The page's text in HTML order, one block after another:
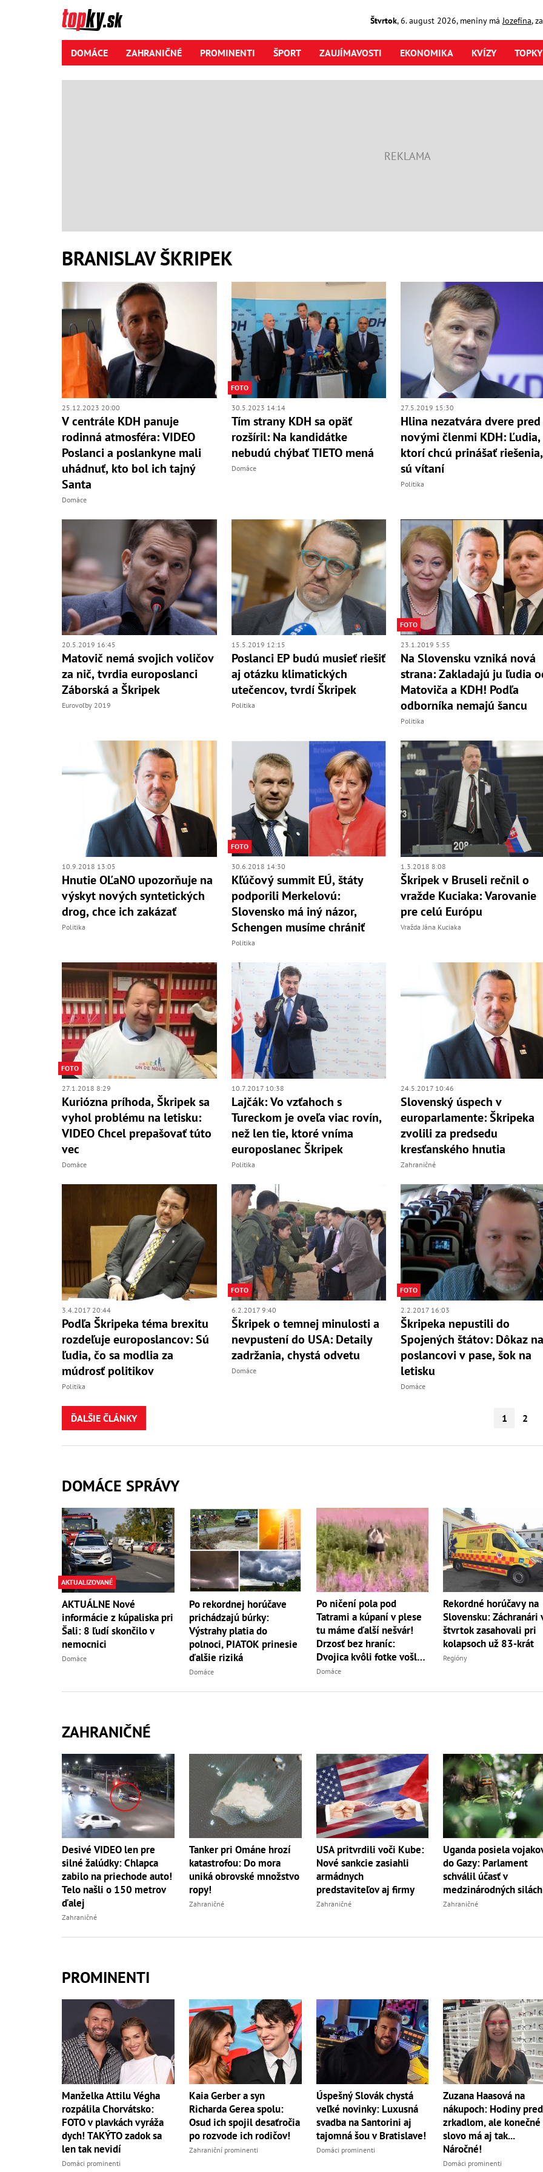
Štvrtok,6. august2026, meniny má Jozefína,
DOMÁCE ZAHRANIČNÉ PROMINENTI ŠPORT ZAUJÍMAVOSTI EKONOMIKA KVÍZY
BRANISLAV ŠKRIPEK
25.12.2023 20:00
V centrále KDH panuje
rodinná atmosféra: VIDEO
Poslanci a poslankyne mali
uhádnuť, kto bol ich tajný
Santa
Domáce
FOTO
30.5.2023 14:14
Tím strany KDH sa opäť
rozšíril: Na kandidátke
nebudú chýbať TIETO mená
Domáce
27.5.2019 15:30
Hlina nezatvára dvere pred
novými členmi KDH: Ľudia,
ktorí chcú prinášať riešenia,
sú vítaní
Politika
20.5.2019 16:45
Matovič nemá svojich voličov
za nič, tvrdia europoslanci
Záborská a Škripek
Eurovoľby 2019
15.5.2019 12:15
Poslanci EP budú musieť riešiť
aj otázku klimatických
utečencov, tvrdí Škripek
Politika
FOTO
23.1.2019 5:55
Na Slovensku vzniká nová
strana: Zakladajú ju ľudia
Matoviča a KDH! Podľa
odborníka nemajú šancu
Politika
10.9.2018 13:05
Hnutie OĽaNO upozorňuje na
výskyt nových syntetických
drog, chce ich zakázať
Politika
FOTO
30.6.2018 14:30
Kľúčový summit EÚ, štáty
podporili Merkelovú:
Slovensko má iný názor,
Schengen musíme chrániť
Politika
1.3.2018 8:08
Škripek v Bruseli rečnil o
vražde Kuciaka: Varovanie
pre celú Európu
Vražda Jána Kuciaka
FOTO
27.1.2018 8:29
Kuriózna príhoda, Škripek sa
vyhol problému na letisku:
VIDEO Chcel prepašovať túto
vec
Domáce
10.7.2017 10:38
Lajčák: Vo vzťahoch s
Tureckom je oveľa viac rovín,
než len tie, ktoré vníma
europoslanec Škripek
Politika
24.5.2017 10:46
Slovenský úspech v
europarlamente: Škripeka
zvolili za predsedu
kresťanského hnutia
Zahraničné
3.4.2017 20:44
Podľa Škripeka téma brexitu
rozdeľuje europoslancov: Sú
ľudia, čo sa modlia za
múdrosť politikov
Politika
FOTO
6.2.2017 9:40
Škripek o temnej minulosti a
nevpustení do USA: Detaily
zadržania, chystá odvetu
Domáce
FOTO
2.2.2017 16:03
Škripeka nepustili do
Spojených štátov: Dôkaz
poslancovi v pase, šok na
letisku
Domáce
ĎALŠIE ČLÁNKY 1 2
DOMÁCE SPRÁVY
AKTUALIZOVANÉ
AKTUÁLNE Nové
informácie z kúpaliska pri
Šali: 8 ľudí skončilo v
nemocnici
Domáce
Po rekordnej horúčave
prichádzajú búrky:
Výstrahy platia do
polnoci, PIATOK prinesie
ďalšie riziká
Domáce
Po ničení pola pod
Tatrami a kúpaní v plese
tu máme ďalší nešvár!
Drzosť bez hraníc:
Dvojica kvôli fotke vošla
do...
Domáce
Rekordné horúčavy na
Slovensku: Záchranári
štvrtok zasahovali pri
kolapsoch už 83-krát
Regióny
ZAHRANIČNÉ
Desivé VIDEO len pre
silné žalúdky: Chlapca
zabilo na priechode auto!
Telo našli o 150 metrov
ďalej
Zahraničné
Tanker pri Ománe hrozí
katastrofou: Do mora
uniká obrovské množstvo
ropy!
Zahraničné
USA pritvrdili voči Kube:
Nové sankcie zasiahli
armádnych
predstaviteľov aj firmy
Zahraničné
Uganda posiela
do Gazy: Parlament
schválil účasť v
medzinárodných silách
Zahraničné
PROMINENTI
Manželka Attilu Végha
rozpálila Chorvátsko:
FOTO v plavkách vyráža
dych! TAKÝTO zadok sa
len tak nevidí
Domáci prominenti
Kaia Gerber a syn
Richarda Gerea spolu:
Osud ich spojil desaťročia
po rozvode ich rodičov!
Zahraniční prominenti
Úspešný Slovák chystá
veľké novinky: Luxusná
svadba na Santorini aj
tajomná šou v Bratislave!
Domáci prominenti
Zuzana Haasová na
nákupoch: Hodiny pred
zrkadlom, ale konečné
slovo má aj tak...
Náročné!
Domáci prominenti